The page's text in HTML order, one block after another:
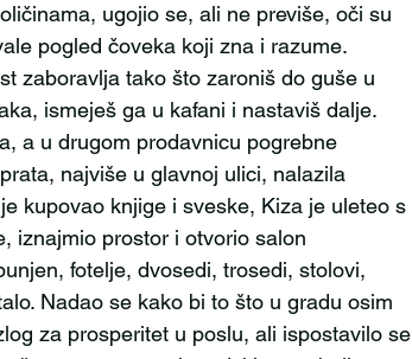
ugojio se, ali ne previše, oči su
pogled čoveka koji zna i razume.
zaboravlja tako što zaroniš do guše u
ismeješ ga u kafani i nastaviš dalje.
najviše u glavnoj ulici, nalazila
kupovao knjige i sveske, Kiza je uleteo s
iznajmio prostor i otvorio salon
fotelje, dvosedi, trosedi, stolovi,
Nadao se kako bi to što u gradu osim
za prosperitet u poslu, ali ispostavilo se